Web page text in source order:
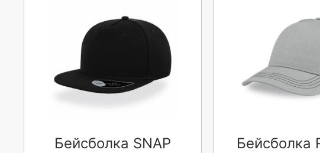
Бейсболка SNAP
Бейсболка